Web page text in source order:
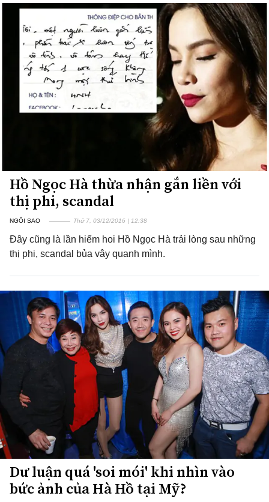
Hồ Ngọc Hà thừa nhận gắn liền với
thị phi, scandal
NGÔI SAO Thứ 7, 03/12/2016 | 12:38
Đây cũng là lần hiếm hoi Hồ Ngọc Hà trải lòng sau những
thị phi, scandal bủa vây quanh mình.
Dư luận quá 'soi mói' khi nhìn vào
bức ảnh của Hà Hồ tại Mỹ?